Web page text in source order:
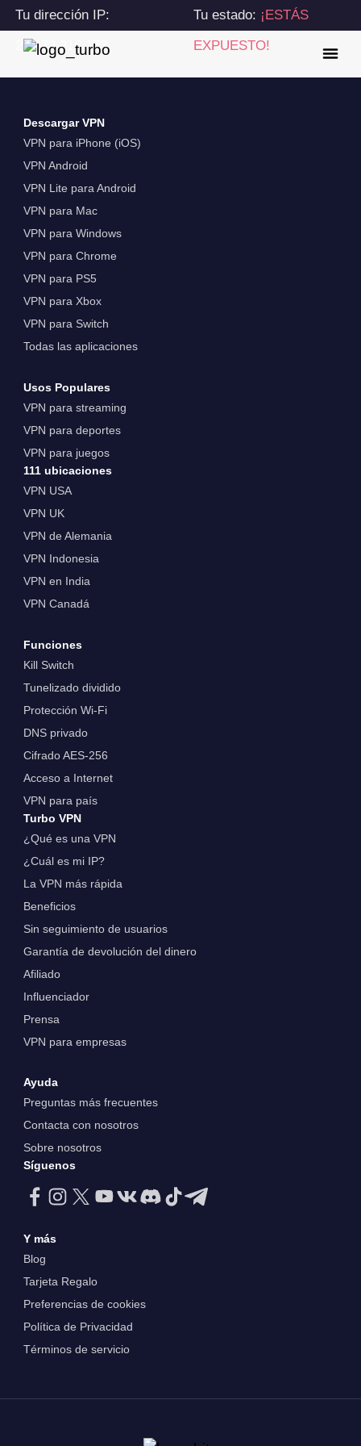
Tu dirección IP:
216.73.216.173
Tu estado: ¡ESTÁS
EXPUESTO!
Descargar VPN
VPN para iPhone (iOS)
VPN Android
VPN Lite para Android
VPN para Mac
VPN para Windows
VPN para Chrome
VPN para PS5
VPN para Xbox
VPN para Switch
Todas las aplicaciones
Usos Populares
VPN para streaming
VPN para deportes
VPN para juegos
111 ubicaciones
VPN USA
VPN UK
VPN de Alemania
VPN Indonesia
VPN en India
VPN Canadá
Funciones
Kill Switch
Tunelizado dividido
Protección Wi-Fi
DNS privado
Cifrado AES-256
Acceso a Internet
VPN para país
Turbo VPN
¿Qué es una VPN
¿Cuál es mi IP?
La VPN más rápida
Beneficios
Sin seguimiento de usuarios
Garantía de devolución del dinero
Afiliado
Influenciador
Prensa
VPN para empresas
Ayuda
Preguntas más frecuentes
Contacta con nosotros
Sobre nosotros
Síguenos
Y más
Blog
Tarjeta Regalo
Preferencias de cookies
Política de Privacidad
Términos de servicio